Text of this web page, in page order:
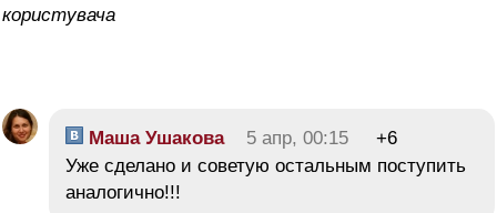
користувача
Маша Ушакова 5 апр, 00:15
+6
Уже сделано и советую остальным поступить
аналогично!!!